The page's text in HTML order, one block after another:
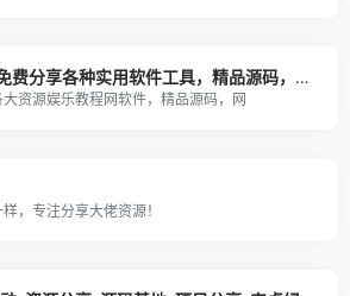
颜夕资源网-免费分享各种实用软件工具，精品源码，网上赚钱技巧，热门项目，COSER网红图片视频等等
资源娱乐教程网软件，精品源码，网
，专注分享大佬资源！